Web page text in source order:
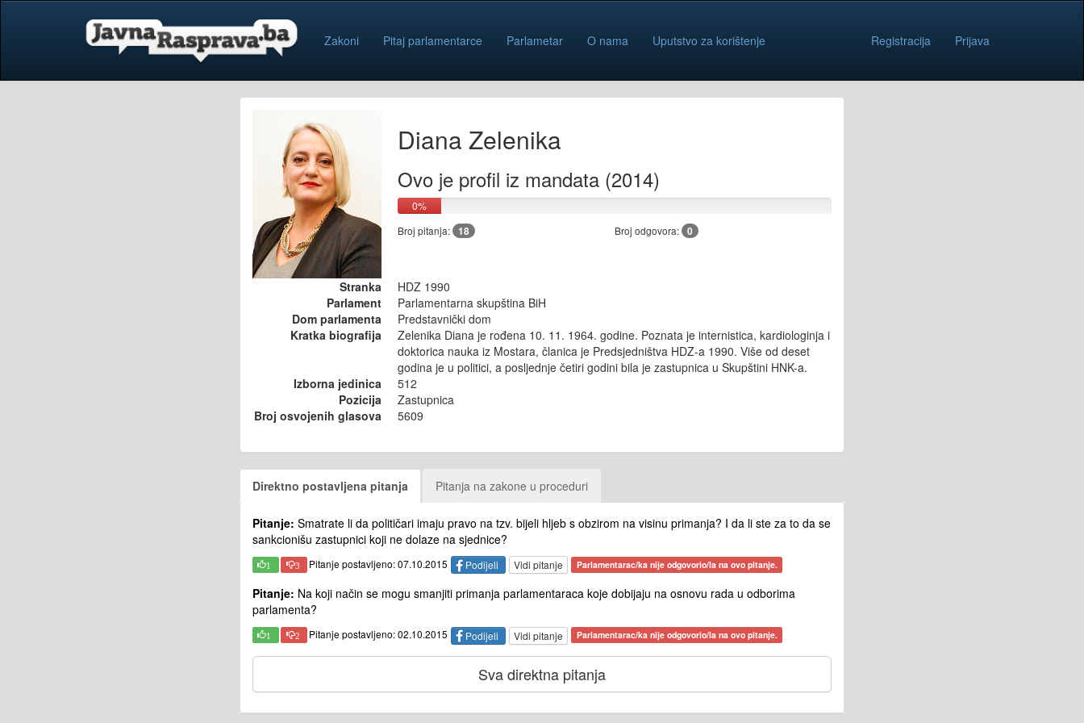
Zakoni Pitaj parlamentarce Parlametar O nama Uputstvo za korištenje Registracija Prijava
Diana Zelenika
Ovo je profil iz mandata (2014)
0%
Broj pitanja: 18 Broj odgovora: 0
Stranka
HDZ 1990
Parlament
Parlamentarna skupština BiH
Dom parlamenta
Predstavnički dom
Kratka biografija
Zelenika Diana je rođena 10. 11. 1964. godine. Poznata je internistica, kardiologinja i
doktorica nauka iz Mostara, članica je Predsjedništva HDZ-a 1990. Više od deset
godina je u politici, a posljednje četiri godini bila je zastupnica u Skupštini HNK-a.
Izborna jedinica
512
Pozicija
Zastupnica
Broj osvojenih glasova
5609
Direktno postavljena pitanja Pitanja na zakone u proceduri
Pitanje: Smatrate li da političari imaju pravo na tzv. bijeli hljeb s obzirom na visinu primanja? I da li ste za to da se
sankcionišu zastupnici koji ne dolaze na sjednice?
1 3 Pitanje postavljeno: 07.10.2015 Podijeli Vidi pitanje Parlamentarac/ka nije odgovorio/la na ovo pitanje.
Pitanje: Na koji način se mogu smanjiti primanja parlamentaraca koje dobijaju na osnovu rada u odborima
parlamenta?
1 2 Pitanje postavljeno: 02.10.2015 Podijeli Vidi pitanje Parlamentarac/ka nije odgovorio/la na ovo pitanje.
Sva direktna pitanja